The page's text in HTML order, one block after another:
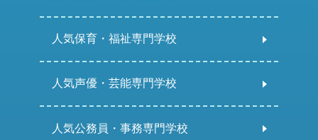
人気保育・福祉専門学校
人気声優・芸能専門学校
人気公務員・事務専門学校